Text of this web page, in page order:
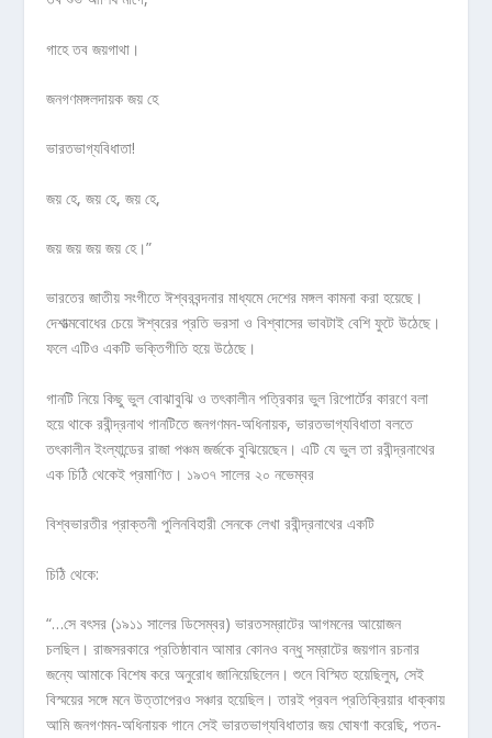
গাহে তব জয়গাথা।
জনগণমঙ্গলদায়ক জয় হে
ভারতভাগ্যবিধাতা!
জয় হে, জয় হে, জয় হে,
জয় জয় জয় জয় হে।”
ভারতের জাতীয় সংগীতে ঈশ্বরবন্দনার মাধ্যমে দেশের মঙ্গল কামনা করা হয়েছে।
দেশাত্মবোধের চেয়ে ঈশ্বরের প্রতি ভরসা ও বিশ্বাসের ভাবটাই বেশি ফুটে উঠেছে।
ফলে এটিও একটি ভক্তিগীতি হয়ে উঠেছে।
গানটি নিয়ে কিছু ভুল বোঝাবুঝি ও তৎকালীন পত্রিকার ভুল রিপোর্টের কারণে বলা
হয়ে থাকে রবীন্দ্রনাথ গানটিতে জনগণমন-অধিনায়ক, ভারতভাগ্যবিধাতা বলতে
তৎকালীন ইংল্যান্ডের রাজা পঞ্চম জর্জকে বুঝিয়েছেন। এটি যে ভুল তা রবীন্দ্রনাথের
এক চিঠি থেকেই প্রমাণিত। ১৯৩৭ সালের ২০ নভেম্বর
বিশ্বভারতীর প্রাক্তনী পুলিনবিহারী সেনকে লেখা রবীন্দ্রনাথের একটি
চিঠি থেকে:
“…সে বৎসর (১৯১১ সালের ডিসেম্বর) ভারতসম্রাটের আগমনের আয়োজন
চলছিল। রাজসরকারে প্রতিষ্ঠাবান আমার কোনও বন্ধু সম্রাটের জয়গান রচনার
জন্যে আমাকে বিশেষ করে অনুরোধ জানিয়েছিলেন। শুনে বিস্মিত হয়েছিলুম, সেই
বিস্ময়ের সঙ্গে মনে উত্তাপেরও সঞ্চার হয়েছিল। তারই প্রবল প্রতিক্রিয়ার ধাক্কায়
আমি জনগণমন-অধিনায়ক গানে সেই ভারতভাগ্যবিধাতার জয় ঘোষণা করেছি, পতন-